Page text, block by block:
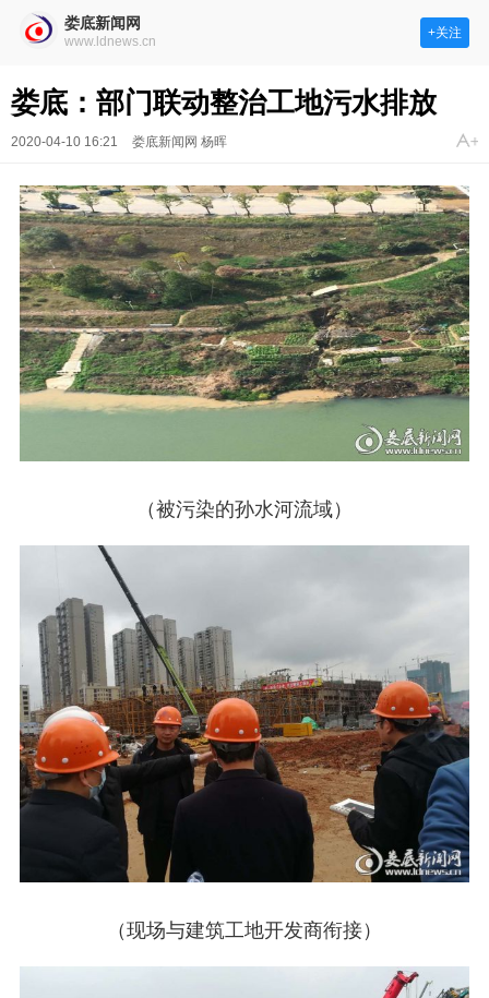
娄底新闻网
www.ldnews.cn
+关注
娄底：部门联动整治工地污水排放
2020-04-10 16:21 娄底新闻网 杨晖
（被污染的孙水河流域）
（现场与建筑工地开发商衔接）